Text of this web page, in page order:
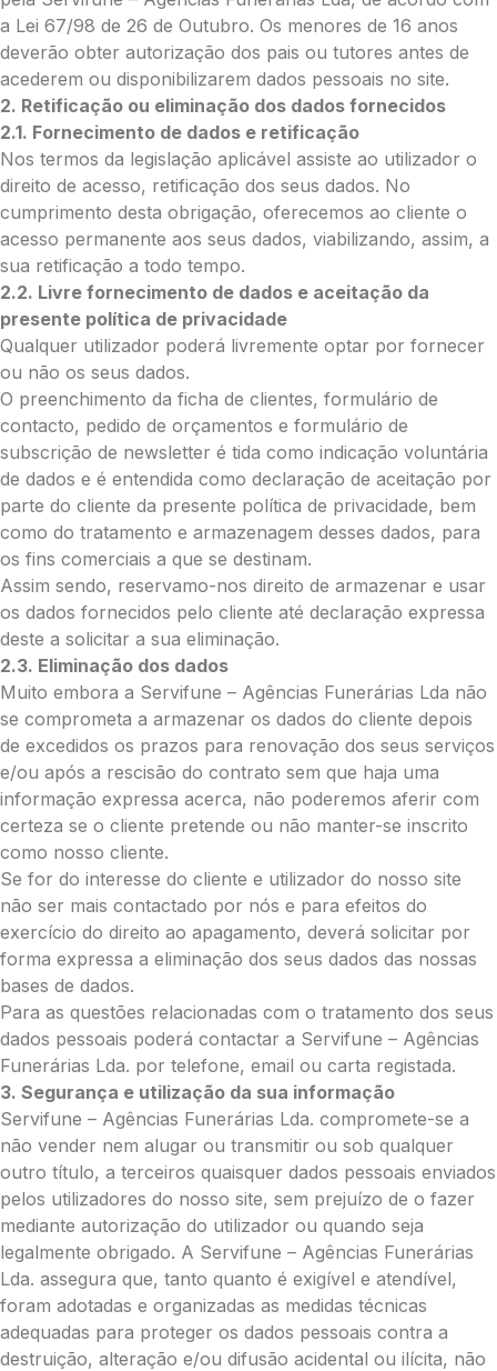
com Paypal
O que deseja enviar?
Ramo de Flores
Palma
Cruz
Coração
Coroa
Ramo de Flores:
Opção 1 (€25)
Opção 2 (€30)
Opção 3 (€35)
Opção 4 (€40)
Opção 5 (€45)
Opção 6 (€50)
Opção 7 (€55)
Opção 8 (€60)
Opção 9 (€65)
Palma:
Pequena (€85)
Média (€100)
Grande (€115)
Cruz:
Pequena (€85)
Média (€100)
Grande (€115)
Coração:
Pequena (€85)
Média (€100)
Grande (€115)
Coroa:
Mini (€75)
Pequena (€85)
Média (€100)
Grande (€115)
O seu nome*
Contacto telefónico*
O seu email *
Mensagem a constar no cartão
a Lei 67/98 de 26 de Outubro. Os menores de 16 anos
deverão obter autorização dos pais ou tutores antes de
acederem ou disponibilizarem dados pessoais no site.
2. Retificação ou eliminação dos dados fornecidos
2.1. Fornecimento de dados e retificação
Nos termos da legislação aplicável assiste ao utilizador o
direito de acesso, retificação dos seus dados. No
cumprimento desta obrigação, oferecemos ao cliente o
acesso permanente aos seus dados, viabilizando, assim, a
sua retificação a todo tempo.
2.2. Livre fornecimento de dados e aceitação da
presente política de privacidade
Qualquer utilizador poderá livremente optar por fornecer
ou não os seus dados.
O preenchimento da ficha de clientes, formulário de
contacto, pedido de orçamentos e formulário de
subscrição de newsletter é tida como indicação voluntária
de dados e é entendida como declaração de aceitação por
parte do cliente da presente política de privacidade, bem
como do tratamento e armazenagem desses dados, para
os fins comerciais a que se destinam.
Assim sendo, reservamo-nos direito de armazenar e usar
os dados fornecidos pelo cliente até declaração expressa
deste a solicitar a sua eliminação.
2.3. Eliminação dos dados
Muito embora a Servifune – Agências Funerárias Lda não
se comprometa a armazenar os dados do cliente depois
de excedidos os prazos para renovação dos seus serviços
e/ou após a rescisão do contrato sem que haja uma
informação expressa acerca, não poderemos aferir com
certeza se o cliente pretende ou não manter-se inscrito
como nosso cliente.
Se for do interesse do cliente e utilizador do nosso site
não ser mais contactado por nós e para efeitos do
exercício do direito ao apagamento, deverá solicitar por
forma expressa a eliminação dos seus dados das nossas
bases de dados.
Para as questões relacionadas com o tratamento dos seus
dados pessoais poderá contactar a Servifune – Agências
Funerárias Lda. por telefone, email ou carta registada.
3. Segurança e utilização da sua informação
Servifune – Agências Funerárias Lda. compromete-se a
não vender nem alugar ou transmitir ou sob qualquer
outro título, a terceiros quaisquer dados pessoais enviados
pelos utilizadores do nosso site, sem prejuízo de o fazer
mediante autorização do utilizador ou quando seja
legalmente obrigado. A Servifune – Agências Funerárias
Lda. assegura que, tanto quanto é exigível e atendível,
foram adotadas e organizadas as medidas técnicas
adequadas para proteger os dados pessoais contra a
destruição, alteração e/ou difusão acidental ou ilícita, não